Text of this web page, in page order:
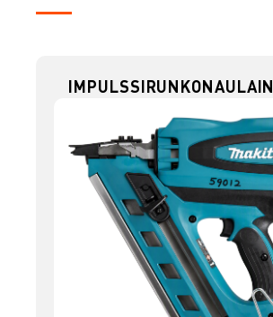
IMPULSSIRUNKONAULAIN